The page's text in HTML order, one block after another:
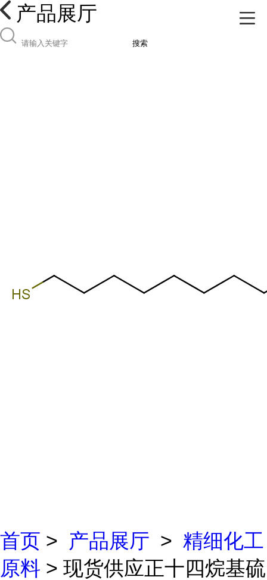
产品展厅
搜索
首页 > 产品展厅 > 精细化工
原料 > 现货供应正十四烷基硫